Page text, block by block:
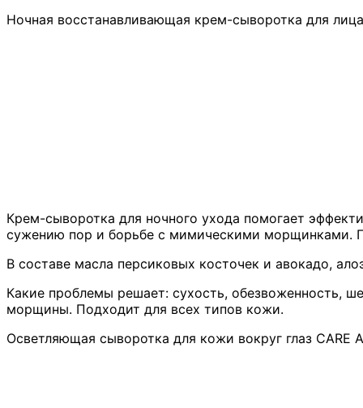
Ночная восстанавливающая крем-сыворотка для лица
Крем-сыворотка для ночного ухода помогает
сужению пор и борьбе с мимическими морщинками.
В составе масла персиковых косточек и авокадо,
Какие проблемы решает: сухость, обезвоженность,
морщины. Подходит для всех типов кожи.
Осветляющая сыворотка для кожи вокруг глаз CARE